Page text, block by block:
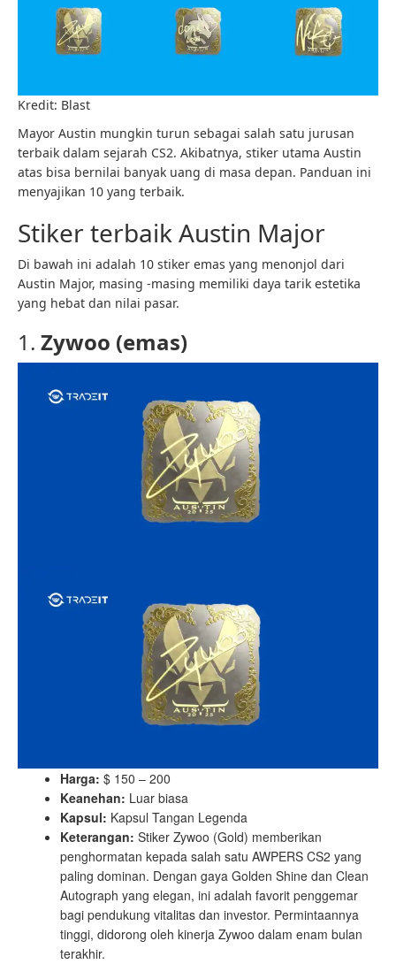
Kredit: Blast
Mayor Austin mungkin turun sebagai salah satu jurusan
terbaik dalam sejarah CS2. Akibatnya, stiker utama Austin
atas bisa bernilai banyak uang di masa depan. Panduan ini
menyajikan 10 yang terbaik.
Stiker terbaik Austin Major
Di bawah ini adalah 10 stiker emas yang menonjol dari
Austin Major, masing -masing memiliki daya tarik estetika
yang hebat dan nilai pasar.
1. Zywoo (emas)
Harga: $ 150 – 200
Keanehan: Luar biasa
Kapsul: Kapsul Tangan Legenda
Keterangan: Stiker Zywoo (Gold) memberikan
penghormatan kepada salah satu AWPERS CS2 yang
paling dominan. Dengan gaya Golden Shine dan Clean
Autograph yang elegan, ini adalah favorit penggemar
bagi pendukung vitalitas dan investor. Permintaannya
tinggi, didorong oleh kinerja Zywoo dalam enam bulan
terakhir.